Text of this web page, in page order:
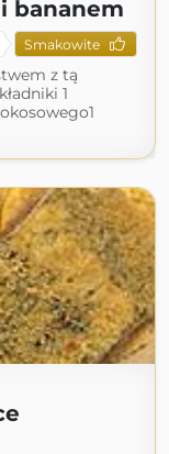
bananem
Smakowite
z tą
1